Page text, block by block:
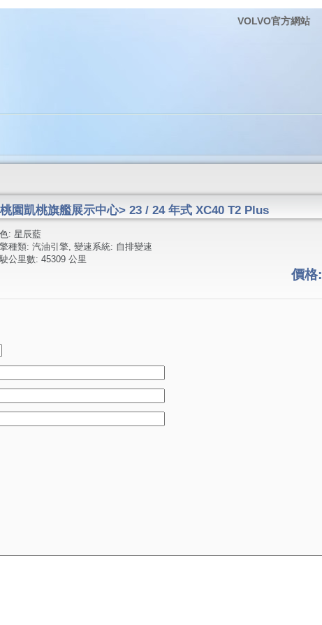
VOLVO官方網站
園凱桃旗艦展示中心> 23 / 24 年式 XC40 T2 Plus
: 星辰藍
種類: 汽油引擎, 變速系統: 自排變速
公里數: 45309 公里
價格: